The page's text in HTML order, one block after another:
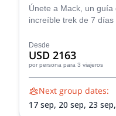
Arusha
Únete a Mack, un
increíble trek de 7
Desde
USD 2163
por persona para 3 viajeros
Next group dates:
17 sep, 20 sep, 23 sep,